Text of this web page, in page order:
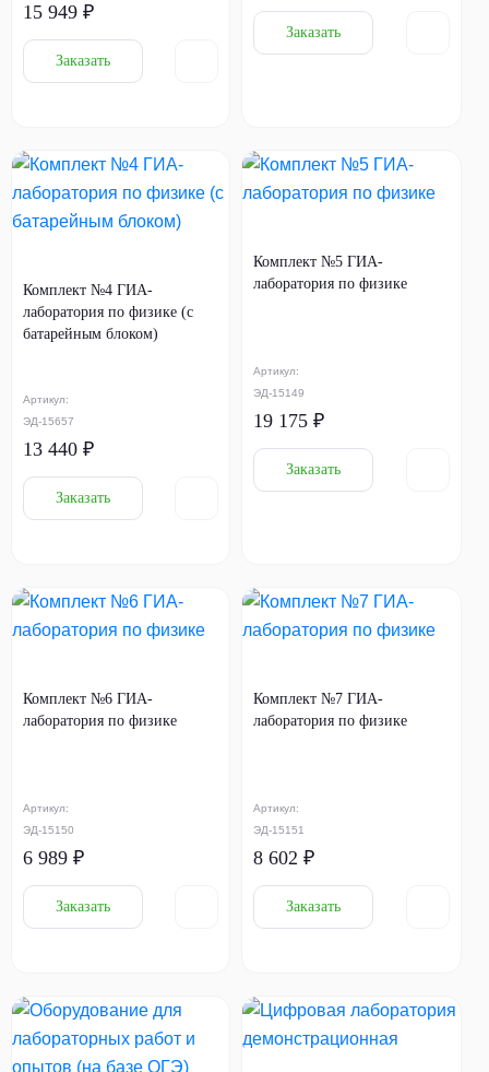
15 949 ₽
Заказать
Заказать
Артикул:
ЭД-15657
Комплект №4 ГИА-
лаборатория по физике (с
батарейным блоком)
13 440 ₽
Заказать
Артикул:
ЭД-15149
Комплект №5 ГИА-
лаборатория по физике
19 175 ₽
Заказать
Артикул:
ЭД-15150
Комплект №6 ГИА-
лаборатория по физике
6 989 ₽
Заказать
Артикул:
ЭД-15151
Комплект №7 ГИА-
лаборатория по физике
8 602 ₽
Заказать